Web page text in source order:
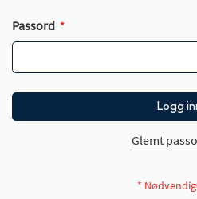
Passord
Logg
Glemt